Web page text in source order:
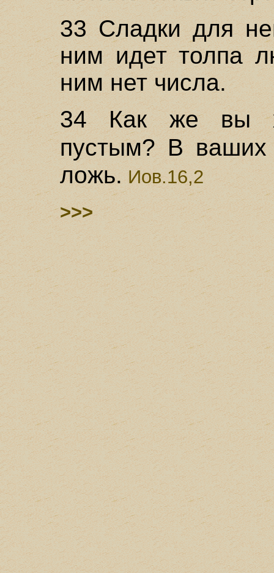
33 Сладки для
ним идет толпа
ним нет числа.
34 Как же вы
пустым? В ваших
ложь. Иов.16,2
>>>